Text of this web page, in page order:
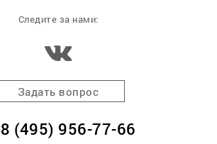
Следите за нами:
Задать вопрос
8 (495) 956-77-66